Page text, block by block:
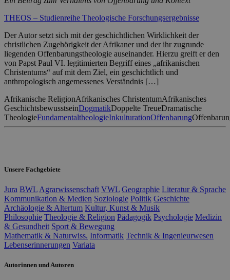
THEOS – Studienreihe Theologische Forschungsergebnisse
Der Autor setzt sich mit der geschichtlichen Wirklichkeit der
christlichen Zugehörigkeit der Afrikaner und der ihr zugrunde
liegenden Offenbarungstheologie auseinander. Hierzu greift er den
von Papst Paul VI. legitimierten Begriff eines „afrikanischen
Christentums“ auf mit dem Ziel, ein geschichtlich und
anthropologisch angemessenes Verständnis […]
Afrikanische ReligionAfrikanisches ChristentumAfrikanisches
GeschichtsbewusstseinDogmatikDoppelte TreueDramatische
TheologieFundamentaltheologieInkulturationOffenbarung
Unsere Fachgebiete
Jura BWL Agrarwissenschaft VWL Geographie Literatur & Sprache
Kommunikation & Medien Soziologie Politik Geschichte
Archäologie & Altertum Kultur, Kunst & Musik
Philosophie Theologie & Religion Pädagogik Psychologie Medizin
& Gesundheit Sport & Bewegung
Mathematik & Naturwiss. Informatik Technik & Ingenieurwesen
Lebenserinnerungen Variata
Autorinnen und Autoren